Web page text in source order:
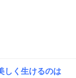
しく生けるのは